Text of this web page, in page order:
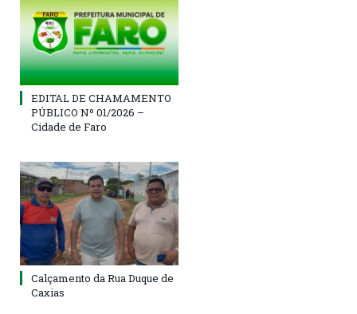
EDITAL DE CHAMAMENTO
PÚBLICO Nº 01/2026 –
Cidade de Faro
Calçamento da Rua Duque de
Caxias